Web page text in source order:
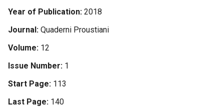
Year of Publication 2018
Journal Quaderni Proustiani
Volume 12
Issue Number 1
Start Page 113
Last Page 140